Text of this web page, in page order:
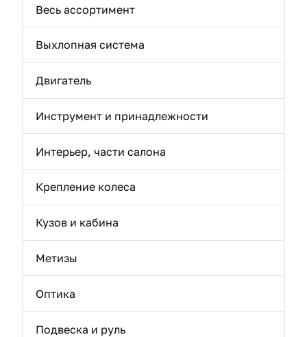
Весь ассортимент
Выхлопная система
Двигатель
Инструмент и принадлежности
Интерьер, части салона
Крепление колеса
Кузов и кабина
Метизы
Оптика
Подвеска и руль